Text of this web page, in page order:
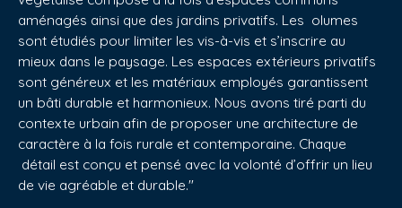
aménagés ainsi que des jardins privatifs. Les olumes
sont étudiés pour limiter les vis-à-vis et s’inscrire au
mieux dans le paysage. Les espaces extérieurs privatifs
sont généreux et les matériaux employés garantissent
un bâti durable et harmonieux. Nous avons tiré parti du
contexte urbain afin de proposer une architecture de
caractère à la fois rurale et contemporaine. Chaque
détail est conçu et pensé avec la volonté d’offrir un lieu
de vie agréable et durable."